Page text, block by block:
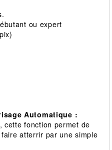
ou expert
Automatique :
cette fonction permet de
atterrir par une simple